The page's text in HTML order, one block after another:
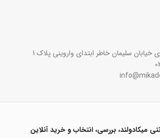
خیابان سلیمان خاطر ابتدای واروینی پلاک 1
میکادولند، بررسی، انتخاب و خرید آنلاین